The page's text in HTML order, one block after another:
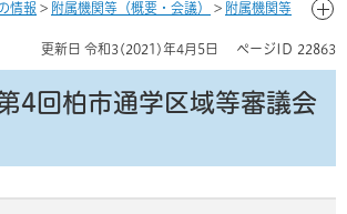
情報 > 附属機関等（概要・会議） > 附属機関等
等審議会会議録
更新日 令和3(2021)年4月5日 ページID 22863
4回柏市通学区域等審議会